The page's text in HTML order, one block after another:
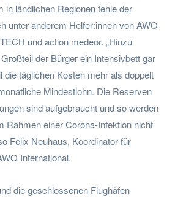
in ländlichen Regionen fehle der
unter anderem Helfer:innen von AWO
und action medeor. „Hinzu
der Bürger ein Intensivbett gar
die täglichen Kosten mehr als doppelt
Mindestlohn. Die Reserven
sind aufgebraucht und so werden
Rahmen einer Corona-Infektion nicht
Felix Neuhaus, Koordinator für
International.
die geschlossenen Flughäfen